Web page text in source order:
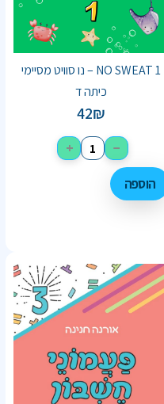
NO SWEAT 1 – נו סוויט מסיימי
כיתה ד
42₪
−
+
הוספה